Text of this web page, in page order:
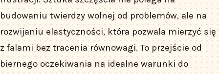
budowaniu twierdzy wolnej od problemów, ale na
rozwijaniu elastyczności, która pozwala mierzyć się
z falami bez tracenia równowagi. To przejście od
biernego oczekiwania na idealne warunki do